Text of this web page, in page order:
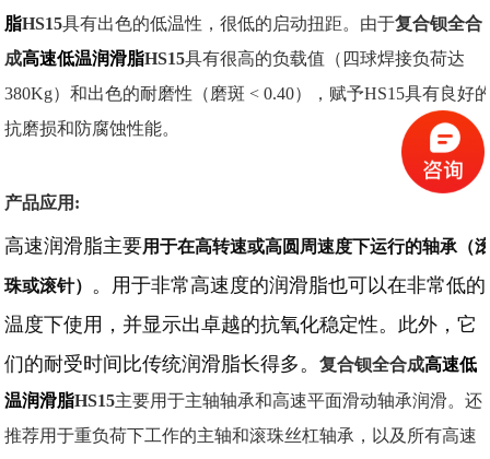
脂HS15具有出色的低温性，很低的启动扭距。由于复合钡全合
成高速低温润滑脂HS15具有很高的负载值（四球焊接负荷达
380Kg）和出色的耐磨性（磨斑 < 0.40），赋予HS15具有良好
抗磨损和防腐蚀性能。
产品应用:
高速润滑脂主要用于在高转速或高圆周速度下运行的轴承（
珠或滚针） 。 用于非常高速度的润滑脂也可以在非常低的
温度下使用，并显示出卓越的抗氧化稳定性。 此外，它
们的耐受时间比传统润滑脂长得多。复合钡全合成高速低
温润滑脂HS15主要用于主轴轴承和高速平面滑动轴承润滑。还
推荐用于重负荷下工作的主轴和滚珠丝杠轴承，以及所有高速